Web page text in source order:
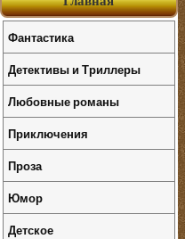
Фантастика
Детективы и Триллеры
Любовные романы
Приключения
Проза
Юмор
Детское